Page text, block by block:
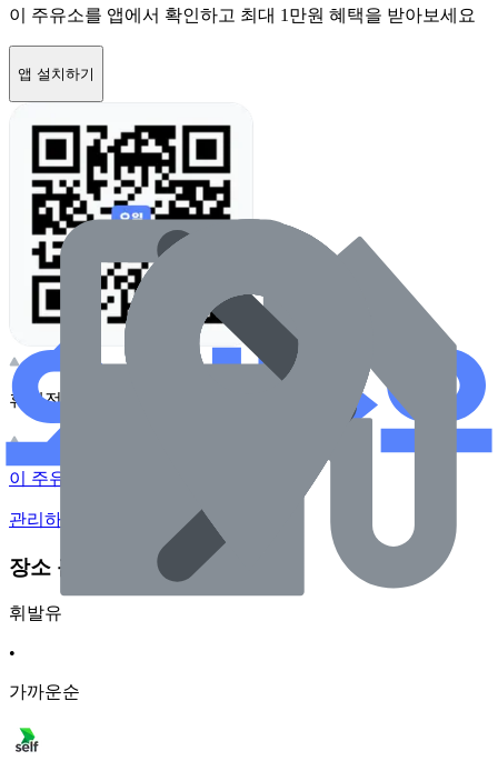
이 주유소를 앱에서 확인하고 최대 1만원 혜택을 받아보세요
앱 설치하기
휴대전화 카메라로 찍어보세요
이 주유소의 사장님이신가요?
관리하기
장소 근처 주유소
휘발유
•
가까운순